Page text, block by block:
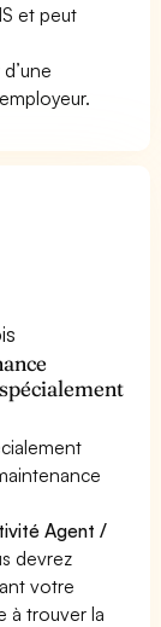
et peut
Agent /
devrez
votre
à trouver la